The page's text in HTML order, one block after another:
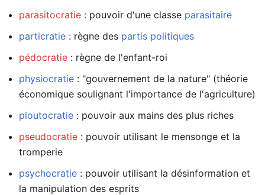
parasitocratie : pouvoir d'une classe parasitaire
particratie : règne des partis politiques
pédocratie : règne de l'enfant-roi
physiocratie : "gouvernement de la nature" (théorie
économique soulignant l'importance de l'agriculture)
ploutocratie : pouvoir aux mains des plus riches
pseudocratie : pouvoir utilisant le mensonge et la
tromperie
psychocratie : pouvoir utilisant la désinformation et
la manipulation des esprits